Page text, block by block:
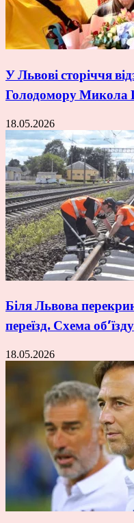
У Львові сторіччя
Голодомору Микола
18.05.2026
Біля Львова
переїзд. Схема об’їзду
18.05.2026